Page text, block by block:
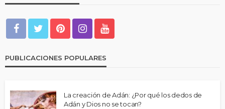
PUBLICACIONES POPULARES
La creación de Adán: ¿Por qué los dedos de
Adán y Dios no se tocan?